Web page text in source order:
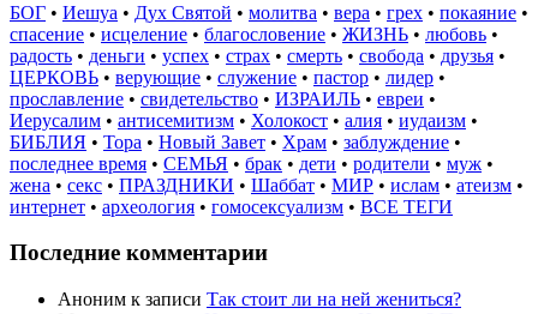
БОГ • Иешуа • Дух Святой • молитва • вера • грех • покаяние •
спасение • исцеление • благословение • ЖИЗНЬ • любовь •
радость • деньги • успех • страх • смерть • свобода • друзья •
ЦЕРКОВЬ • верующие • служение • пастор • лидер •
прославление • свидетельство • ИЗРАИЛЬ • евреи •
Иерусалим • антисемитизм • Холокост • алия • иудаизм •
БИБЛИЯ • Тора • Новый Завет • Храм • заблуждение •
последнее время • СЕМЬЯ • брак • дети • родители • муж •
жена • секс • ПРАЗДНИКИ • Шаббат • МИР • ислам • атеизм •
интернет • археология • гомосексуализм • ВСЕ ТЕГИ
Последние комментарии
Аноним к записи Так стоит ли на ней жениться?